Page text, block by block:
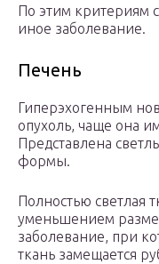
По этим критериям
иное заболевание.
Печень
Гиперэхогенным
опухоль, чаще она
Представлена
формы.
Полностью светлая
уменьшением
заболевание, при
ткань замещается